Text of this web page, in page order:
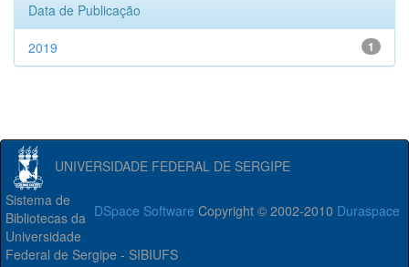
Data de Publicação
1
2019
UNIVERSIDADE FEDERAL DE SERGIPE
DSpace Software Copyright © 2002-2010 Duraspace
Sistema de
Bibliotecas da
Universidade
Federal de Sergipe - SIBIUFS